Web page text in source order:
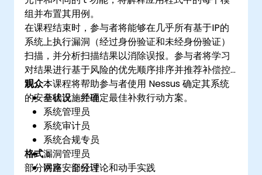
组并布置其用例。
在课程结束时，参与者将能够在几乎所有基于IP的
系统上执行漏洞（经过身份验证和未经身份验证）
扫描，并分析扫描结果以消除误报。参与者将学习
对结果进行基于风险的优先顺序排序并推荐补偿控
制。本课程将帮助参与者使用 Nessus 确定其系统
的安全状况，并确定最佳补救行动方案。
观众：
基础设施经理
系统管理员
系统审计员
系统合规专员
漏洞管理员
网路安全经理
格式：
部分讲座、部分讨论和动手实践